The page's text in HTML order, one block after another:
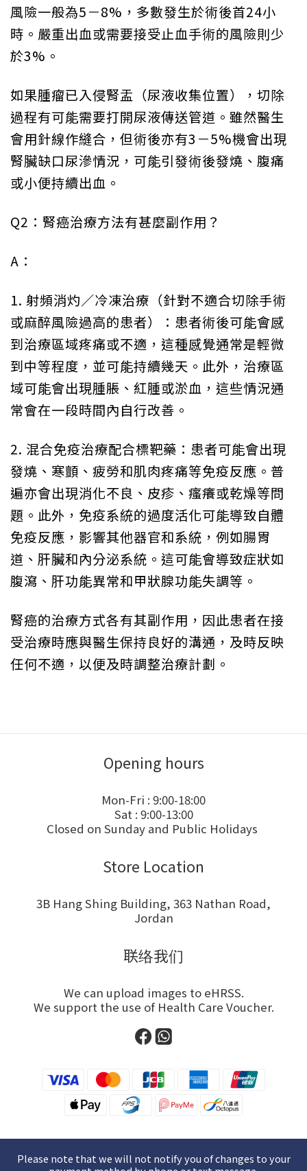
風險一般為5－8%，多數發生於術後首24小
時。嚴重出血或需要接受止血手術的風險則少
於3%。
如果腫瘤已入侵腎盂（尿液收集位置），切除
過程有可能需要打開尿液傳送管道。雖然醫生
會用針線作縫合，但術後亦有3－5%機會出現
腎臟缺口尿滲情況，可能引發術後發燒、腹痛
或小便持續出血。
Q2：腎癌治療方法有甚麼副作用？
A：
1. 射頻消灼／冷凍治療（針對不適合切除手術
或麻醉風險過高的患者）：患者術後可能會感
到治療區域疼痛或不適，這種感覺通常是輕微
到中等程度，並可能持續幾天。此外，治療區
域可能會出現腫脹、紅腫或淤血，這些情況通
常會在一段時間內自行改善。
2. 混合免疫治療配合標靶藥：患者可能會出現
發燒、寒顫、疲勞和肌肉疼痛等免疫反應。普
遍亦會出現消化不良、皮疹、瘙癢或乾燥等問
題。此外，免疫系統的過度活化可能導致自體
免疫反應，影響其他器官和系統，例如腸胃
道、肝臟和內分泌系統。這可能會導致症狀如
腹瀉、肝功能異常和甲狀腺功能失調等。
腎癌的治療方式各有其副作用，因此患者在接
受治療時應與醫生保持良好的溝通，及時反映
任何不適，以便及時調整治療計劃。
Opening hours
Mon-Fri : 9:00-18:00
Sat : 9:00-13:00
Closed on Sunday and Public Holidays
Store Location
3B Hang Shing Building, 363 Nathan Road,
Jordan
联络我们
We can upload images to eHRSS.
We support the use of Health Care Voucher.
Please note that we will not notify you of changes to your